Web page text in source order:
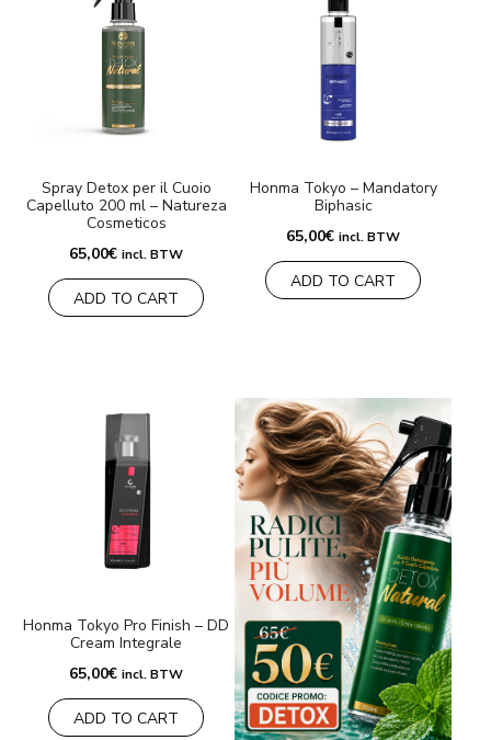
Spray Detox per il Cuoio
Capelluto 200 ml – Natureza
Cosmeticos
65,00€ incl. BTW
ADD TO CART
Honma Tokyo – Mandatory
Biphasic
65,00€ incl. BTW
ADD TO CART
Honma Tokyo Pro Finish – DD
Cream Integrale
65,00€ incl. BTW
ADD TO CART